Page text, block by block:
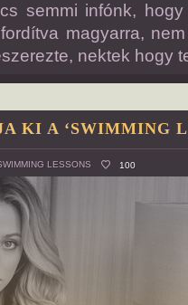
semmi infónk,
magyarra,
nektek hogy
KI A ‘SWIMMING
LESSONS 100